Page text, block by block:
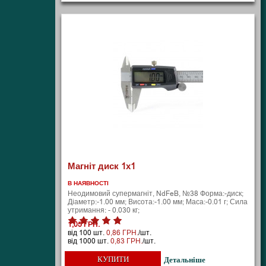
Магніт диск 1х1
В НАЯВНОСТІ
Неодимовий супермагніт, NdFeB, №38 Форма:-диск;
Діаметр:-1.00 мм; Висота:-1.00 мм; Маса:-0.01 г; Сила
утримання: - 0.030 кг;
1,05 ГРН.
від 100 шт.0,86 ГРН./шт.
від 1000 шт.0,83 ГРН./шт.
КУПИТИ Детальніше